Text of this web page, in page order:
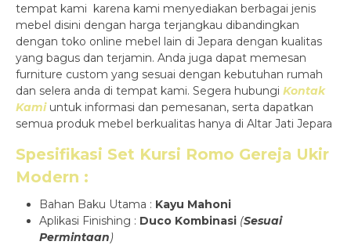
tempat kami karena kami menyediakan berbagai jenis
mebel disini dengan harga terjangkau dibandingkan
dengan toko online mebel lain di Jepara dengan kualitas
yang bagus dan terjamin. Anda juga dapat memesan
furniture custom yang sesuai dengan kebutuhan rumah
dan selera anda di tempat kami. Segera hubungi Kontak
Kamiuntuk informasi dan pemesanan, serta dapatkan
semua produk mebel berkualitas hanya di Altar Jati Jepara
Spesifikasi Set Kursi Romo Gereja Ukir
Modern :
Bahan Baku Utama : Kayu Mahoni
Aplikasi Finishing : Duco Kombinasi (Sesuai
Permintaan)